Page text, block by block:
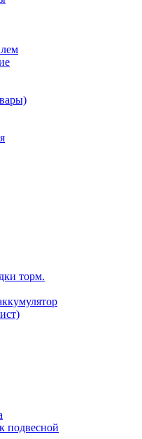
торм.
подвесной